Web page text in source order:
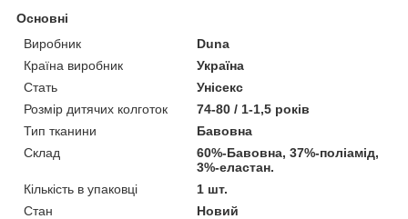
Основні
Виробник
Duna
Країна виробник
Україна
Стать
Унісекс
Розмір дитячих колготок
74-80 / 1-1,5 років
Тип тканини
Бавовна
Склад
60%-Бавовна, 37%-поліамід,
3%-еластан.
Кількість в упаковці
1 шт.
Стан
Новий